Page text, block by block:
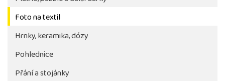
Tlačítko pro stažení fotografie bude aktivni až po
objednávky školy
Foto na textil
Hrnky, keramika, dózy
Pohlednice
Přání a stojánky